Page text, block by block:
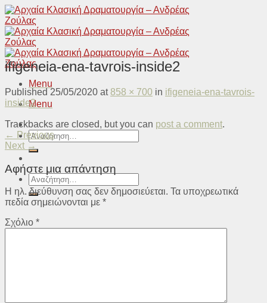
Skip
to
content
Menu
Menu
Αναζήτηση
για:
Αναζήτηση
για:
ifigeneia-ena-tavrois-inside2
Published 25/05/2020 at858 × 700 in ifigeneia-ena-tavrois-
inside2
Trackbacks are closed, but you can post a comment.
← Previous
Next →
Αφήστε μια απάντηση
Η ηλ. διεύθυνση σας δεν δημοσιεύεται. Τα υποχρεωτικά
πεδία σημειώνονται με *
Σχόλιο *